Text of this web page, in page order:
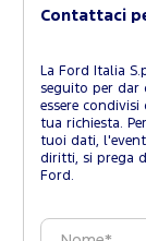
Contattaci
La Ford Italia
seguito per dar
essere
tua richiesta.
tuoi dati,
diritti, si prega
Ford.